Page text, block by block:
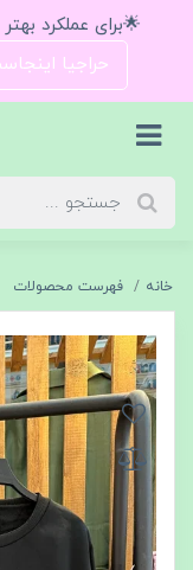
🌟برای عملکرد
حراجیا
خانه فهرست محصولات